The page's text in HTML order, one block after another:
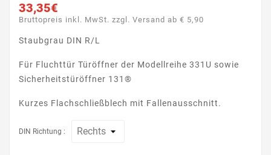
33,35€
Bruttopreis inkl. MwSt. zzgl. Versand ab € 5,90
Staubgrau DIN R/L
Für Fluchttür Türöffner der Modellreihe 331U sowie
Sicherheitstüröffner 131®
Kurzes Flachschließblech mit Fallenausschnitt.
DIN Richtung :